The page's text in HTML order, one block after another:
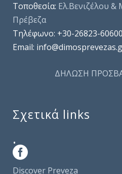
Τοποθεσία: Ελ.Βενιζέλου
Πρέβεζα
Τηλέφωνo: +30-26823-
Email:
ΔΗΛΩΣΗ
Σχετικά links
.
Discover Preveza